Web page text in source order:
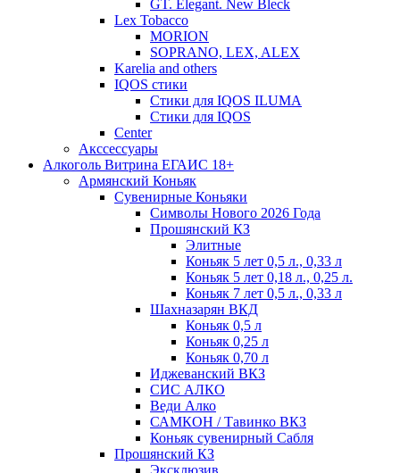
GT. Elegant. New Bleck
Lex Tobacco
MORION
SOPRANO, LEX, ALEX
Karelia and others
IQOS стики
Стики для IQOS ILUMA
Стики для IQOS
Сenter
Акссессуары
Алкоголь Витрина ЕГАИС 18+
Армянский Коньяк
Сувенирные Коньяки
Символы Нового 2026 Года
Прошянский КЗ
Элитные
Коньяк 5 лет 0,5 л., 0,33 л
Коньяк 5 лет 0,18 л., 0,25 л.
Коньяк 7 лет 0,5 л., 0,33 л
Шахназарян ВКД
Коньяк 0,5 л
Коньяк 0,25 л
Коньяк 0,70 л
Иджеванский ВКЗ
СИС АЛКО
Веди Алко
САМКОН / Тавинко ВКЗ
Коньяк сувенирный Сабля
Прошянский КЗ
Эксклюзив